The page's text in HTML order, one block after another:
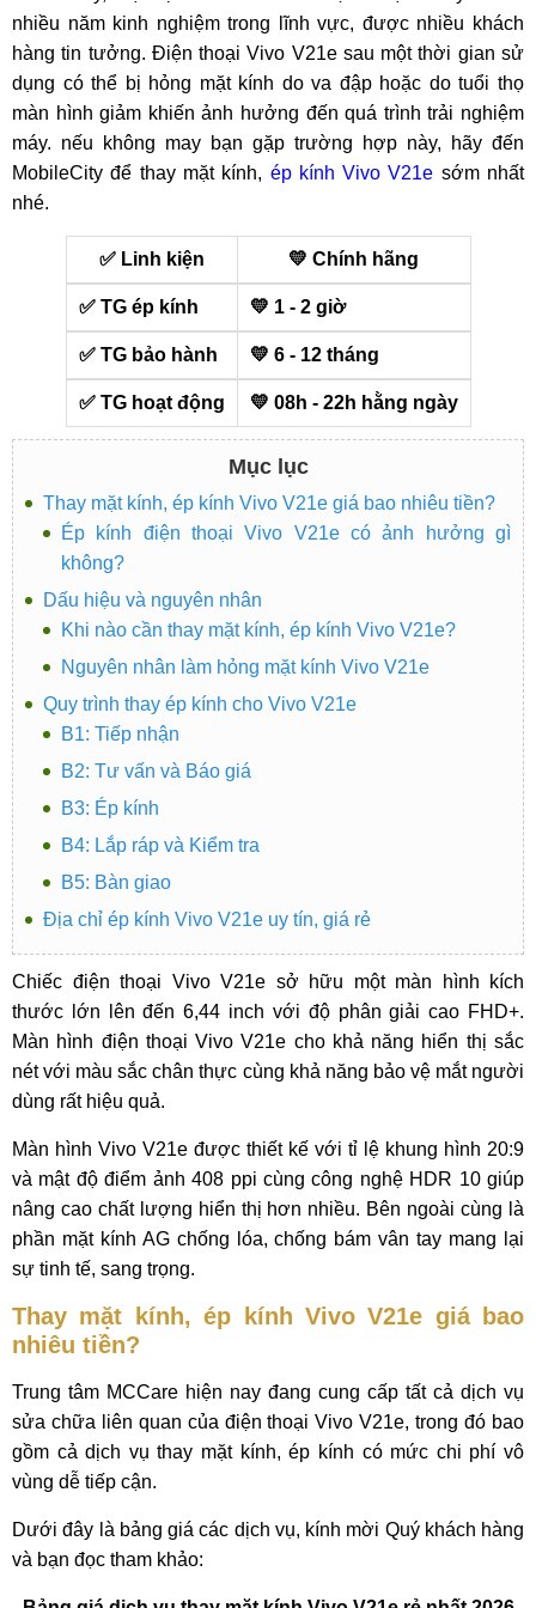
nhiều năm kinh nghiệm trong lĩnh vực, được nhiều khách
hàng tin tưởng. Điện thoại Vivo V21e sau một thời gian sử
dụng có thể bị hỏng mặt kính do va đập hoặc do tuổi thọ
màn hình giảm khiến ảnh hưởng đến quá trình trải nghiệm
máy. nếu không may bạn gặp trường hợp này, hãy đến
MobileCity để thay mặt kính, ép kính Vivo V21e sớm nhất
nhé.
✅ Linh kiện 💛 Chính hãng
✅ TG ép kính 💛 1 - 2 giờ
✅ TG bảo hành 💛 6 - 12 tháng
✅ TG hoạt động 💛 08h - 22h hằng ngày
Mục lục
Thay mặt kính, ép kính Vivo V21e giá bao nhiêu tiền?
Ép kính điện thoại Vivo V21e có ảnh hưởng gì
không?
Dấu hiệu và nguyên nhân
Khi nào cần thay mặt kính, ép kính Vivo V21e?
Nguyên nhân làm hỏng mặt kính Vivo V21e
Quy trình thay ép kính cho Vivo V21e
B1: Tiếp nhận
B2: Tư vấn và Báo giá
B3: Ép kính
B4: Lắp ráp và Kiểm tra
B5: Bàn giao
Địa chỉ ép kính Vivo V21e uy tín, giá rẻ
Chiếc điện thoại Vivo V21e sở hữu một màn hình kích
thước lớn lên đến 6,44 inch với độ phân giải cao FHD+.
Màn hình điện thoại Vivo V21e cho khả năng hiển thị sắc
nét với màu sắc chân thực cùng khả năng bảo vệ mắt người
dùng rất hiệu quả.
Màn hình Vivo V21e được thiết kế với tỉ lệ khung hình 20:9
và mật độ điểm ảnh 408 ppi cùng công nghệ HDR 10 giúp
nâng cao chất lượng hiển thị hơn nhiều. Bên ngoài cùng là
phần mặt kính AG chống lóa, chống bám vân tay mang lại
sự tinh tế, sang trọng.
Thay mặt kính, ép kính Vivo V21e giá bao
nhiêu tiền?
Trung tâm MCCare hiện nay đang cung cấp tất cả dịch vụ
sửa chữa liên quan của điện thoại Vivo V21e, trong đó bao
gồm cả dịch vụ thay mặt kính, ép kính có mức chi phí vô
vùng dễ tiếp cận.
Dưới đây là bảng giá các dịch vụ, kính mời Quý khách hàng
và bạn đọc tham khảo: